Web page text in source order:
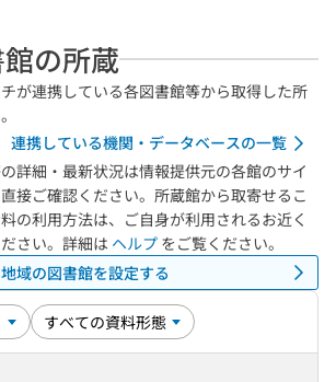
の所蔵
が連携している各図書館等から取得した所
連携している機関・データベースの一覧
詳細・最新状況は情報提供元の各館のサイ
接ご確認ください。所蔵館から取寄せるこ
の利用方法は、ご自身が利用されるお近く
さい。詳細は ヘルプ をご覧ください。
地域の図書館を設定する